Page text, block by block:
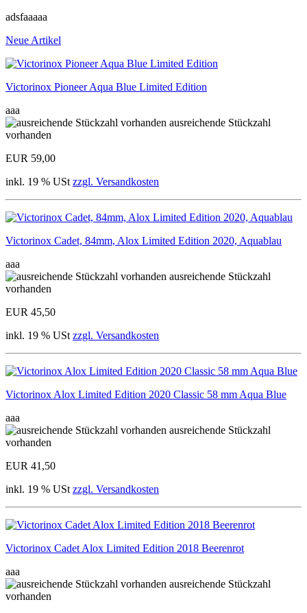
adsfaaaaa
Neue Artikel
Victorinox Pioneer Aqua Blue Limited Edition
aaa
ausreichende Stückzahl
vorhanden
EUR 59,00
inkl. 19 % USt zzgl. Versandkosten
Victorinox Cadet, 84mm, Alox Limited Edition 2020, Aquablau
aaa
ausreichende Stückzahl
vorhanden
EUR 45,50
inkl. 19 % USt zzgl. Versandkosten
Victorinox Alox Limited Edition 2020 Classic 58 mm Aqua Blue
aaa
ausreichende Stückzahl
vorhanden
EUR 41,50
inkl. 19 % USt zzgl. Versandkosten
Victorinox Cadet Alox Limited Edition 2018 Beerenrot
aaa
ausreichende Stückzahl
vorhanden